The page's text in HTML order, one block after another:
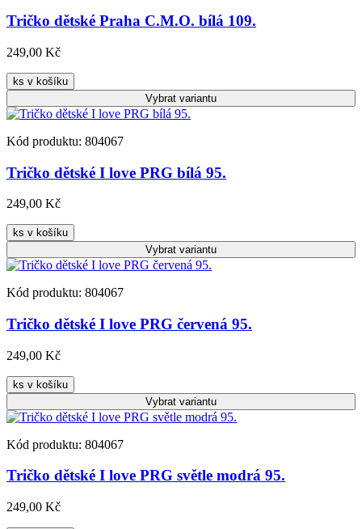
Tričko dětské Praha C.M.O. bílá 109.
249,00 Kč
ks v košíku
Vybrat variantu
Kód produktu: 804067
Tričko dětské I love PRG bílá 95.
249,00 Kč
ks v košíku
Vybrat variantu
Kód produktu: 804067
Tričko dětské I love PRG červená 95.
249,00 Kč
ks v košíku
Vybrat variantu
Kód produktu: 804067
Tričko dětské I love PRG světle modrá 95.
249,00 Kč